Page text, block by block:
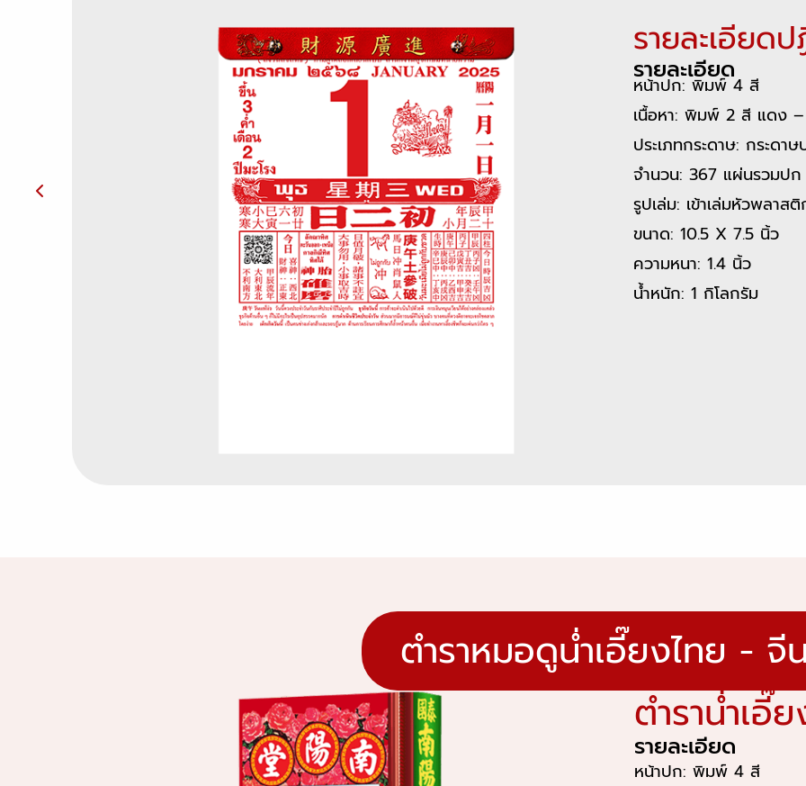
รายละเอียด
รายละเอียด
หน้าปก: พิมพ์ 4 สี
เนื้อหา: พิมพ์ 2 สี แดง
ประเภทกระดาษ: กระด
จำนวน: 367 แผ่นรวมปก
รูปเล่ม: เข้าเล่มหัวพลา
ขนาด: 10.5 X 7.5 นิ้ว
ความหนา: 1.4 นิ้ว
น้ำหนัก: 1 กิโลกรัม
ตำราหมอดูน่ำเอี๊ยงไทย - จี
ตำราน่ำเอี๊
รายละเอียด
หน้าปก: พิมพ์ 4 สี